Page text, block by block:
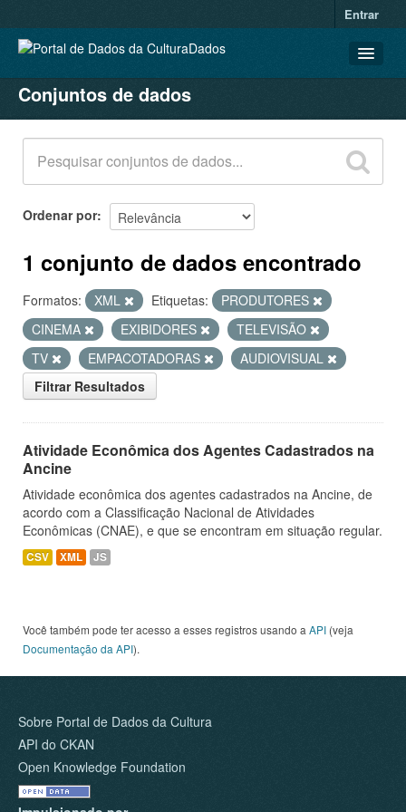
Entrar
CONJUNTOS DE DADOS
ORGANIZAÇÕES
GRUPOS
SOBRE
Conjuntos de dados
Ordenar por
1 conjunto de dados encontrado
Formatos: XML Etiquetas:
PRODUTORES
CINEMA
EXIBIDORES
TELEVISÃO
TV
EMPACOTADORAS
AUDIOVISUAL
Filtrar Resultados
Atividade Econômica dos Agentes Cadastrados na
Ancine
Atividade econômica dos agentes cadastrados na Ancine, de
acordo com a Classificação Nacional de Atividades
Econômicas (CNAE), e que se encontram em situação regular.
CSV XML JS
Você também pode ter acesso a esses registros usando a API (veja
Documentação da API).
Sobre Portal de Dados da Cultura
API do CKAN
Open Knowledge Foundation